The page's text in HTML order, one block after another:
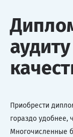
Приобрести
гораздо удобнее,
Многочисленные